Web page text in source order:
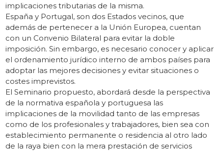
implicaciones tributarias de la misma.
España y Portugal, son dos Estados vecinos, que
además de pertenecer a la Unión Europea, cuentan
con un Convenio Bilateral para evitar la doble
imposición. Sin embargo, es necesario conocer y aplicar
el ordenamiento jurídico interno de ambos países para
adoptar las mejores decisiones y evitar situaciones o
costes imprevistos.
El Seminario propuesto, abordará desde la perspectiva
de la normativa española y portuguesa las
implicaciones de la movilidad tanto de las empresas
como de los profesionales y trabajadores, bien sea con
establecimiento permanente o residencia al otro lado
de la raya bien con la mera prestación de servicios